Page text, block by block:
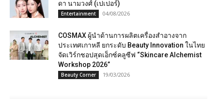
ดา นามวงศ์ (เปเปอร์)
Entertainment 04/08/2026
COSMAX ผู้นำด้านการผลิตเครื่องสำอางจาก
ประเทศเกาหลี ยกระดับ Beauty Innovation ในไทย
จัดเวิร์กชอปสุดเอ็กซ์คลูซีฟ “Skincare Alchemist
Workshop 2026”
Beauty Corner 19/03/2026